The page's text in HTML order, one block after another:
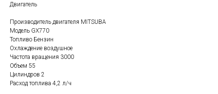
Двигатель
Производитель двигателя MITSUBA
Модель GX770
Топливо Бензин
Охлаждение воздушное
Частота вращения 3000
Объем 55
Цилиндров 2
Расход топлива 4,2 л/ч